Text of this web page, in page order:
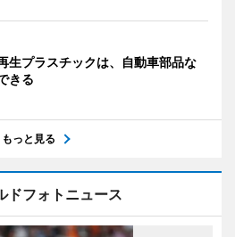
生プラスチックは、自動車部品な
きる
もっと見る
ドフォトニュース